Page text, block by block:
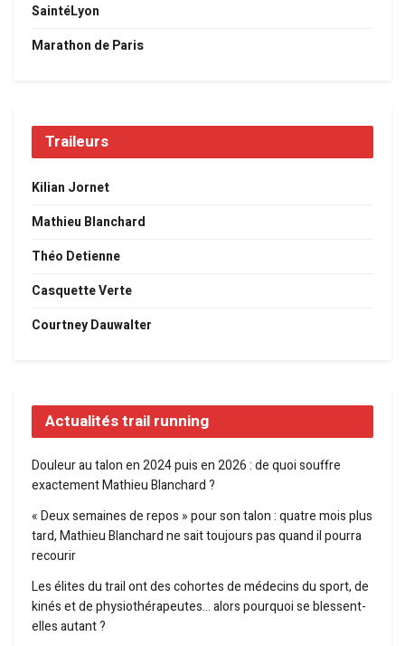
SaintéLyon
Marathon de Paris
Traileurs
Kilian Jornet
Mathieu Blanchard
Théo Detienne
Casquette Verte
Courtney Dauwalter
Actualités trail running
Douleur au talon en 2024 puis en 2026 : de quoi souffre
exactement Mathieu Blanchard ?
« Deux semaines de repos » pour son talon : quatre mois plus
tard, Mathieu Blanchard ne sait toujours pas quand il pourra
recourir
Les élites du trail ont des cohortes de médecins du sport, de
kinés et de physiothérapeutes… alors pourquoi se blessent-
elles autant ?